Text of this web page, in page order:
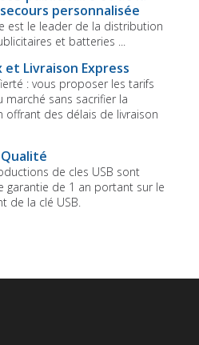
personnalisée
est le leader de la distribution
et batteries ...
et Livraison Express
: vous proposer les tarifs
marché sans sacrifier la
offrant des délais de livraison
de cles USB sont
garantie de 1 an portant sur le
de la clé USB.